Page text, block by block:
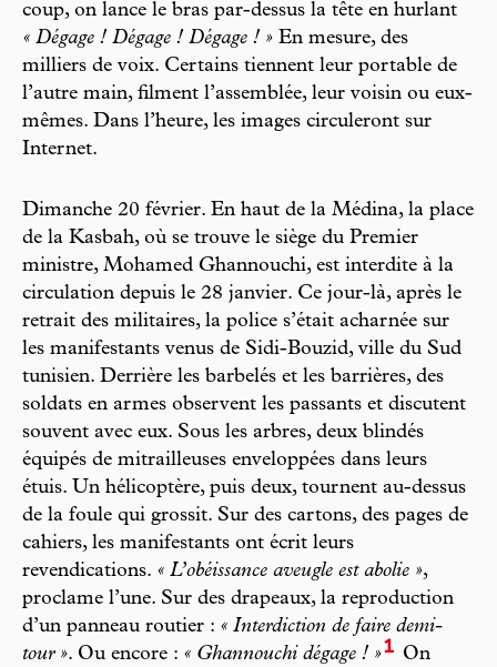
coup, on lance le bras par-dessus la tête en hurlant
« Dégage ! Dégage ! Dégage ! » En mesure, des
milliers de voix. Certains tiennent leur portable de
l’autre main, filment l’assemblée, leur voisin ou eux-
mêmes. Dans l’heure, les images circuleront sur
Internet.
Dimanche 20 février. En haut de la Médina, la place
de la Kasbah, où se trouve le siège du Premier
ministre, Mohamed Ghannouchi, est interdite à la
circulation depuis le 28 janvier. Ce jour-là, après le
retrait des militaires, la police s’était acharnée sur
les manifestants venus de Sidi-Bouzid, ville du Sud
tunisien. Derrière les barbelés et les barrières, des
soldats en armes observent les passants et discutent
souvent avec eux. Sous les arbres, deux blindés
équipés de mitrailleuses enveloppées dans leurs
étuis. Un hélicoptère, puis deux, tournent au-dessus
de la foule qui grossit. Sur des cartons, des pages de
cahiers, les manifestants ont écrit leurs
revendications. « L’obéissance aveugle est abolie »,
proclame l’une. Sur des drapeaux, la reproduction
d’un panneau routier : « Interdiction de faire demi-
tour ». Ou encore : « Ghannouchi dégage ! »1 On